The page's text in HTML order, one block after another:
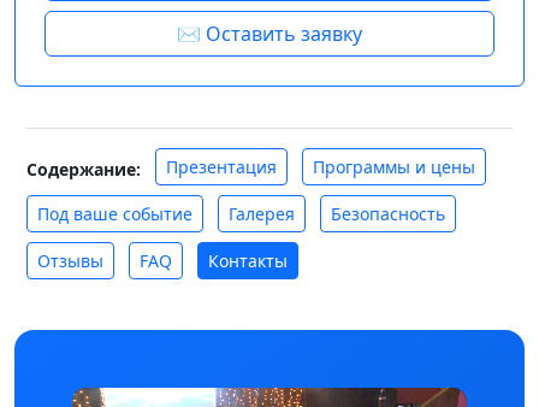
✉️ Оставить заявку
Содержание: Презентация Программы и цены
Под ваше событие Галерея Безопасность
Отзывы FAQ Контакты